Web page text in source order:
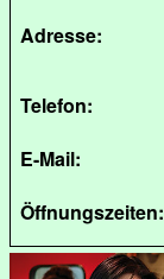
Adresse:
Telefon:
E-Mail:
Öffnungszeiten: